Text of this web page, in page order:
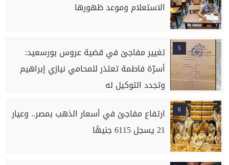
الاستعلام وموعد ظهورها
5
تغيير مفاجئ في قضية عروس بورسعيد:
أسرّة فاطمة تعتذر للمحامي نيازي إبراهيم
وتجدد التوكيل له
6
ارتفاع مفاجئ في أسعار الذهب بمصر.. وعيار
21 يسجل 6115 جنيهًا